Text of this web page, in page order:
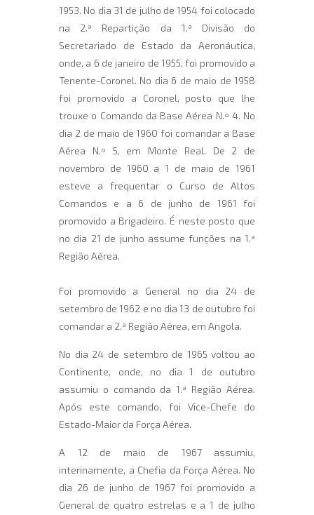
1953. No dia 31 de julho de 1954 foi colocado
na 2.ª Repartição da 1.ª Divisão do
Secretariado de Estado da Aeronáutica,
onde, a 6 de janeiro de 1955, foi promovido a
Tenente-Coronel. No dia 6 de maio de 1958
foi promovido a Coronel, posto que lhe
trouxe o Comando da Base Aérea N.º 4. No
dia 2 de maio de 1960 foi comandar a Base
Aérea N.º 5, em Monte Real. De 2 de
novembro de 1960 a 1 de maio de 1961
esteve a frequentar o Curso de Altos
Comandos e a 6 de junho de 1961 foi
promovido a Brigadeiro. É neste posto que
no dia 21 de junho assume funções na 1.ª
Região Aérea.
Foi promovido a General no dia 24 de
setembro de 1962 e no dia 13 de outubro foi
comandar a 2.ª Região Aérea, em Angola.
No dia 24 de setembro de 1965 voltou ao
Continente, onde, no dia 1 de outubro
assumiu o comando da 1.ª Região Aérea.
Após este comando, foi Vice-Chefe do
Estado-Maior da Força Aérea.
A 12 de maio de 1967 assumiu,
interinamente, a Chefia da Força Aérea. No
dia 26 de junho de 1967 foi promovido a
General de quatro estrelas e a 1 de julho